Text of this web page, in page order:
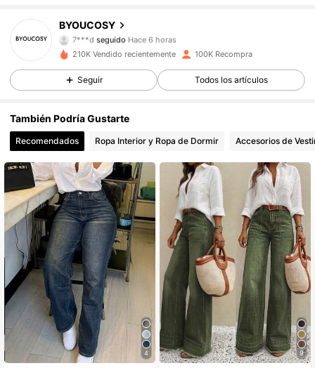
BYOUCOSY
7***dseguido
4,85
20K Seguidores
4,85 20K Seguidores
4,85 20K Seguidores
4,85 20K Seguidores
4,85 20K Seguidores
4,85 20K Seguidores
4,85 20K Seguidores
210K Vendido recientemente 100K Recompra
Seguir Todos los artículos
También Podría Gustarte
Recomendados Ropa Interior y Ropa de Dormir Accesorios de
4 9